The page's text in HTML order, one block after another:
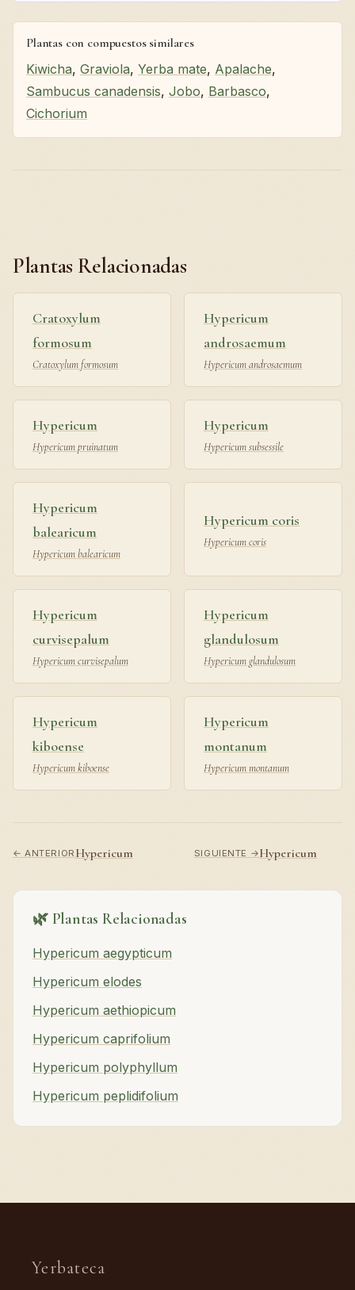
Plantas con compuestos similares
Kiwicha, Graviola, Yerba mate, Apalache,
Sambucus canadensis, Jobo, Barbasco,
Cichorium
Plantas Relacionadas
Cratoxylum
formosum
Cratoxylum formosum
Hypericum
androsaemum
Hypericum androsaemum
Hypericum
Hypericum pruinatum
Hypericum
Hypericum subsessile
Hypericum
balearicum
Hypericum balearicum
Hypericum coris
Hypericum coris
Hypericum
curvisepalum
Hypericum curvisepalum
Hypericum
glandulosum
Hypericum glandulosum
Hypericum
kiboense
Hypericum kiboense
Hypericum
montanum
Hypericum montanum
← ANTERIORHypericum SIGUIENTE →Hypericum
🌿 Plantas Relacionadas
Hypericum aegypticum
Hypericum elodes
Hypericum aethiopicum
Hypericum caprifolium
Hypericum polyphyllum
Hypericum peplidifolium
Yerbateca